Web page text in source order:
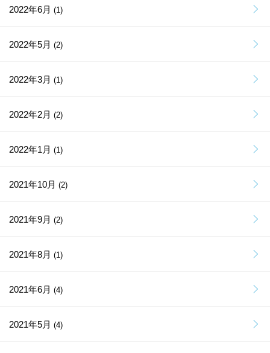
2022年6月 (1)
2022年5月 (2)
2022年3月 (1)
2022年2月 (2)
2022年1月 (1)
2021年10月 (2)
2021年9月 (2)
2021年8月 (1)
2021年6月 (4)
2021年5月 (4)